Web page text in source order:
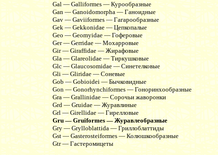
Gal — Galliformes — Курообразные
Gan — Ganoidomorpha — Ганоидные
Gav — Gaviiformes — Гагарообразные
Gek — Gekkonidae — Цепкопалые
Geo — Geomyidae — Гоферовые
Ger — Gerridae — Мохарровые
Gir — Giraffidae — Жирафовые
Gla — Glareolidae — Тиркушковые
Glc — Glaucosomidae — Синетелковые
Gli — Gliridae — Соневые
Gob — Gobioidei — Бычковидные
Gon — Gonorhynchiformes — Гоноринхообразные
Gra — Grallinidae — Сорочьи жаворонки
Grd — Gruidae — Журавлиные
Grl — Girellidae — Гирелловые
Gru — Gruiformes — Журавлеобразные
Gry — Grylloblattida — Гриллоблаттиды
Gst — Gasterosteiformes — Колюшкообразные
Gtr — Гастеромицеты